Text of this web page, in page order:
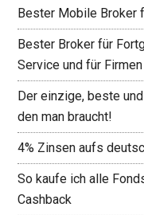
Bester Mobile Broker
Bester Broker für
Service und für Firmen
Der einzige, beste
den man braucht!
4% Zinsen aufs
So kaufe ich alle
Cashback